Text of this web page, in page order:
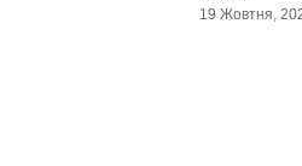
19 Жовтня,